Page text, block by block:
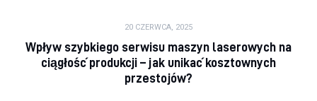
20 CZERWCA, 2025
Wpływ szybkiego serwisu maszyn laserowych na
ciągłość produkcji – jak unikać kosztownych
przestojów?